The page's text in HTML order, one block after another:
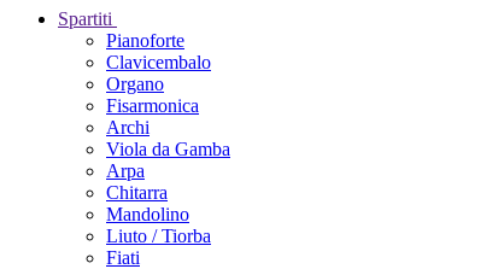
Spartiti
Pianoforte
Clavicembalo
Organo
Fisarmonica
Archi
Viola da Gamba
Arpa
Chitarra
Mandolino
Liuto / Tiorba
Fiati